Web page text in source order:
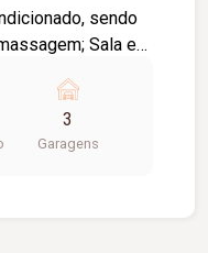
sendo
Sala em
3
Garagens